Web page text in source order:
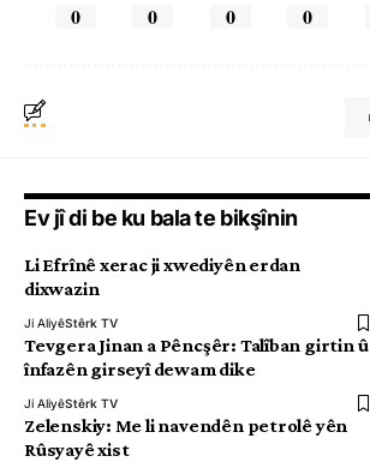
0 0 0 0
Ev jî di be ku bala te bikşînin
Li Efrînê xerac ji xwediyên erdan
dixwazin
Ji AliyêStêrk TV
Tevgera Jinan a Pêncşêr: Talîban girtin û
înfazên girseyî dewam dike
Ji AliyêStêrk TV
Zelenskiy: Me li navendên petrolê yên
Rûsyayê xist